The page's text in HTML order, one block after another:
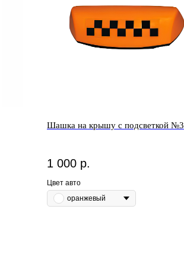
Шашка на крышу с подсветкой №3
1 000 р.
Цвет авто
оранжевый